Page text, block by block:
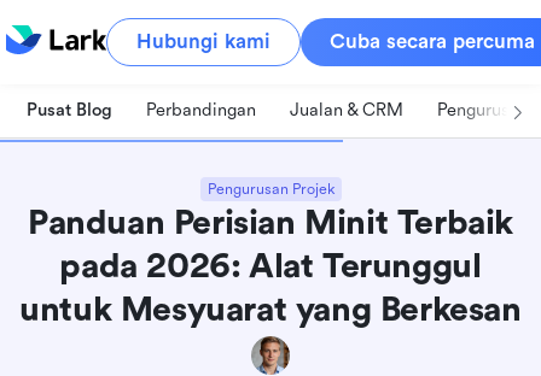
Hubungi kami Cuba secara percuma
Pusat Blog Perbandingan Jualan & CRM Pengurusan
Pengurusan Projek
Panduan Perisian Minit Terbaik
pada 2026: Alat Terunggul
untuk Mesyuarat yang Berkesan